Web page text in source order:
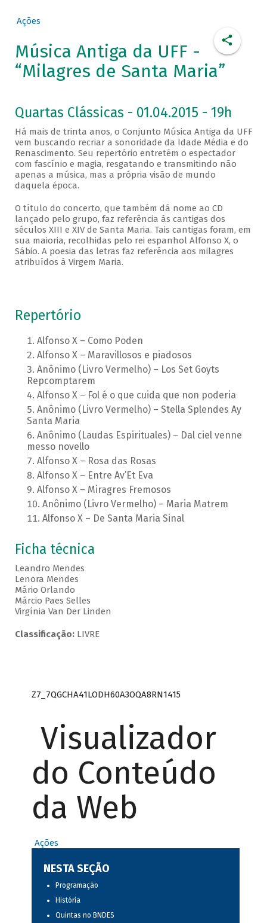
Ações
Música Antiga da UFF -
“Milagres de Santa Maria”
Quartas Clássicas - 01.04.2015 - 19h
Há mais de trinta anos, o Conjunto Música Antiga da UFF
vem buscando recriar a sonoridade da Idade Média e do
Renascimento. Seu repertório entretém o espectador
com fascínio e magia, resgatando e transmitindo não
apenas a música, mas a própria visão de mundo
daquela época.
O título do concerto, que também dá nome ao CD
lançado pelo grupo, faz referência às cantigas dos
séculos XIII e XIV de Santa Maria. Tais cantigas foram, em
sua maioria, recolhidas pelo rei espanhol Alfonso X, o
Sábio. A poesia das letras faz referência aos milagres
atribuídos à Virgem Maria.
Repertório
Alfonso X – Como Poden
Alfonso X – Maravillosos e piadosos
Anônimo (Livro Vermelho) – Los Set Goyts
Repcomptarem
Alfonso X – Fol é o que cuida que non poderia
Anônimo (Livro Vermelho) – Stella Splendes Ay
Santa Maria
Anônimo (Laudas Espirituales) – Dal ciel venne
messo novello
Alfonso X – Rosa das Rosas
Alfonso X – Entre Av’Et Eva
Alfonso X – Miragres Fremosos
Anônimo (Livro Vermelho) – Maria Matrem
Alfonso X – De Santa Maria Sinal
Ficha técnica
Leandro Mendes
Lenora Mendes
Mário Orlando
Márcio Paes Selles
Virgínia Van Der Linden
Classificação:LIVRE
Z7_7QGCHA41LODH60A3OQA8RN1415
Visualizador
do Conteúdo
da Web
Ações
NESTA SEÇÃO
Programação
História
Quintas no BNDES